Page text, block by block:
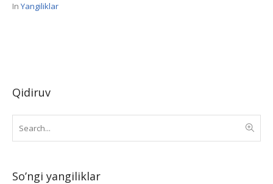
In Yangiliklar
Qidiruv
So’ngi yangiliklar